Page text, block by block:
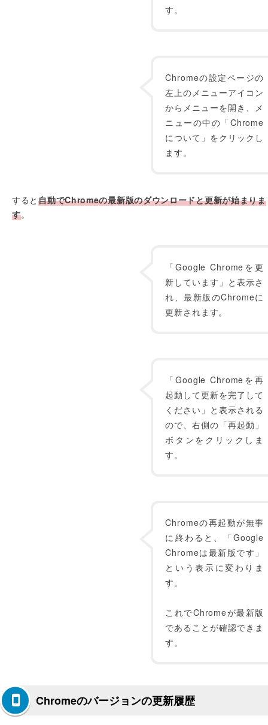
す。
Chromeの設定ページの
左上のメニューアイコン
からメニューを開き、メ
ニューの中の「Chrome
について」をクリックし
ます。
すると自動でChromeの最新版のダウンロードと更新が始まりま
す。
「Google Chromeを更
新しています」と表示さ
れ、最新版のChromeに
更新されます。
「Google Chromeを再
起動して更新を完了して
ください」と表示される
ので、右側の「再起動」
ボタンをクリックしま
す。
Chromeの再起動が無事
に終わると、「Google
Chromeは最新版です」
という表示に変わりま
す。
これでChromeが最新版
であることが確認できま
す。
Chromeのバージョンの更新履歴